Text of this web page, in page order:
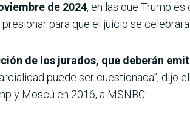
de 2024, en las que Trump es
para que el juicio se
de los jurados, que deberán
puede ser cuestionada”, dijo
y Moscú en 2016, a MSNBC.